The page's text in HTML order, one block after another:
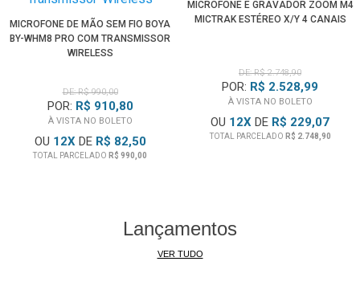
MICROFONE DE MÃO SEM FIO BOYA
BY-WHM8 PRO COM TRANSMISSOR
WIRELESS
DE: R$ 990,00
POR: R$ 910,80
À VISTA NO BOLETO
OU 12XDE R$ 82,50
TOTAL PARCELADO R$ 990,00
MICROFONE E GRAVADOR ZOOM M4
MICTRAK ESTÉREO X/Y 4 CANAIS
DE: R$ 2.748,90
POR: R$ 2.528,99
À VISTA NO BOLETO
OU 12X DE R$ 229,07
TOTAL PARCELADO R$ 2.748,90
Lançamentos
VER TUDO